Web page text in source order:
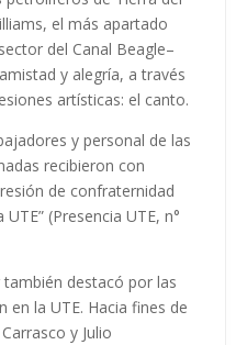
el más apartado
del Canal Beagle–
y alegría, a través
artísticas: el canto.
y personal de las
recibieron con
de confraternidad
(Presencia UTE, n°
destacó por las
en la UTE. Hacia fines de
y Julio